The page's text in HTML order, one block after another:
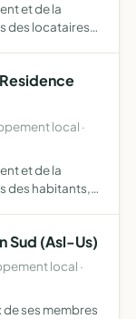
et de la
des locataires
local ·
et de la
des habitants,
Sud (Asl-Us)
local ·
ses membres